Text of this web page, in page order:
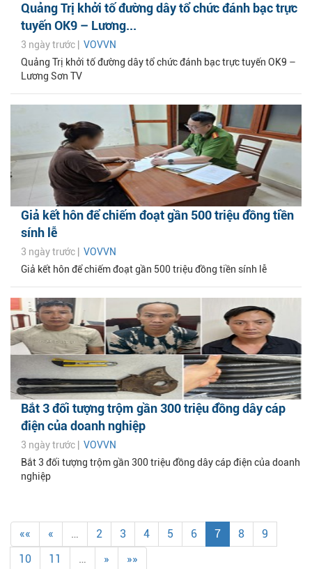
Quảng Trị khởi tố đường dây tổ chức đánh bạc trực
tuyến OK9 – Lương...
3 ngày trước | VOVVN
Quảng Trị khởi tố đường dây tổ chức đánh bạc trực tuyến OK9 –
Lương Sơn TV
Giả kết hôn để chiếm đoạt gần 500 triệu đồng tiền
sính lễ
3 ngày trước | VOVVN
Giả kết hôn để chiếm đoạt gần 500 triệu đồng tiền sính lễ
Bắt 3 đối tượng trộm gần 300 triệu đồng dây cáp
điện của doanh nghiệp
3 ngày trước | VOVVN
Bắt 3 đối tượng trộm gần 300 triệu đồng dây cáp điện của doanh
nghiệp
«« « … 2 3 4 5 6 7 8
9
10
11 … » »»